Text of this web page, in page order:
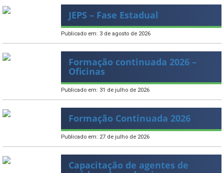
JEPS – Fase Estadual
Publicado em: 3 de agosto de 2026
Formação continuada 2026 –
Oficinas
Publicado em: 31 de julho de 2026
Formação Continuada 2026
Publicado em: 27 de julho de 2026
Capacitação de agentes de